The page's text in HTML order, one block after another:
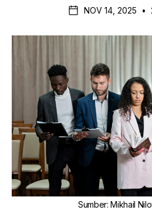
NOV 14, 2025
•
Sumber: Mikhail